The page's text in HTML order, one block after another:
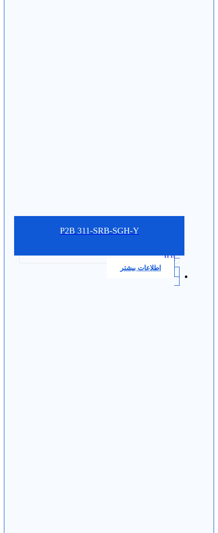
P2B 311-SRB-SGH-Y
0.0
اطلاعات بیشتر